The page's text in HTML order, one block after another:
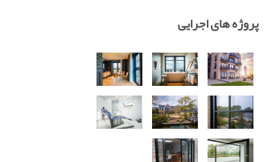
پروژه های اجرایی